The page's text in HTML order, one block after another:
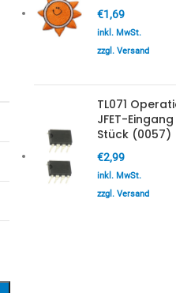
€1,69
inkl. MwSt.
zzgl. Versand
TL071
JFET-
Stück (0057)
€2,99
inkl. MwSt.
zzgl. Versand